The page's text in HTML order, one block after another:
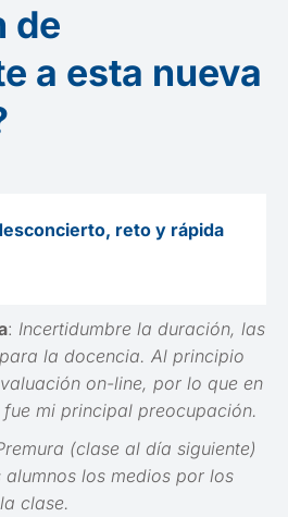
de
a esta nueva
reto y rápida
: Incertidumbre la duración, las
la docencia. Al principio
on-line, por lo que en
mi principal preocupación.
(clase al día siguiente)
los medios por los
clase.